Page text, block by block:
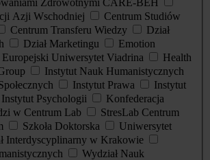
Azji Wschodniej
Centrum Studiów
Centrum Transferu Wiedzy
Dział
Dział Marketingu
Emotion
Europejski Uniwersytet Viadrina
Health
Instytut Nauk Humanistycznych
Instytut Prawa
Instytut
Instytut Psychologii
Konfederacja
w Centrum Lab
StresLab Centrum
Szkoła Doktorska
Uniwersytet
Interdyscyplinarny w Krakowie
Wydział Nauk